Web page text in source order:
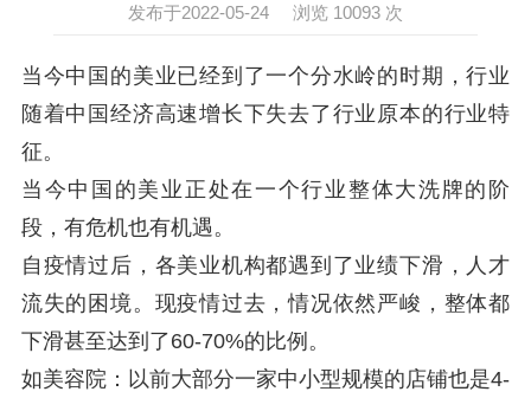
发布于2022-05-24 浏览 10093 次
当今中国的美业已经到了一个分水岭的时期，行业
随着中国经济高速增长下失去了行业原本的行业特
征。
当今中国的美业正处在一个行业整体大洗牌的阶
段，有危机也有机遇。
自疫情过后，各美业机构都遇到了业绩下滑，人才
流失的困境。现疫情过去，情况依然严峻，整体都
下滑甚至达到了60-70%的比例。
如美容院：以前大部分一家中小型规模的店铺也是4-